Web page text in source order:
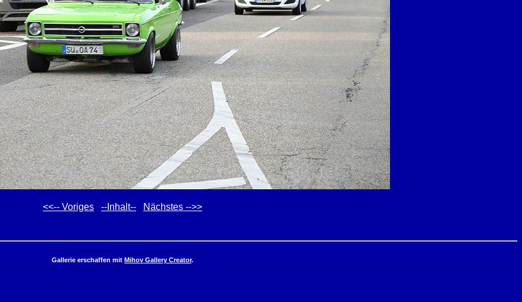
<<-- Voriges --Inhalt-- Nächstes -->>
Gallerie erschaffen mit Mihov Gallery Creator.